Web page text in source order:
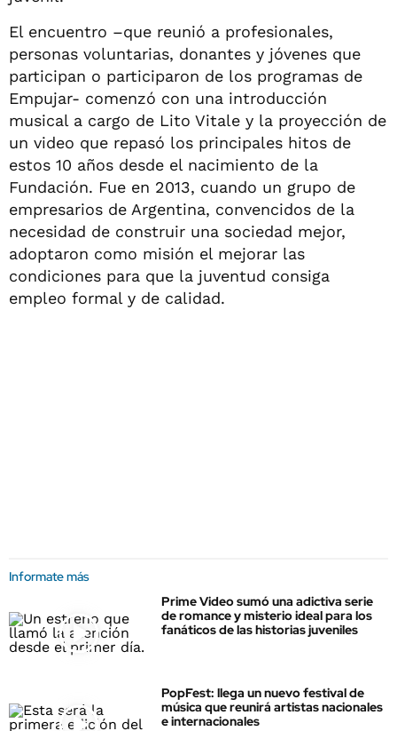
El encuentro –que reunió a profesionales,
personas voluntarias, donantes y jóvenes que
participan o participaron de los programas de
Empujar- comenzó con una introducción
musical a cargo de Lito Vitale y la proyección de
un video que repasó los principales hitos de
estos 10 años desde el nacimiento de la
Fundación. Fue en 2013, cuando un grupo de
empresarios de Argentina, convencidos de la
necesidad de construir una sociedad mejor,
adoptaron como misión el mejorar las
condiciones para que la juventud consiga
empleo formal y de calidad.
Informate más
Prime Video sumó una adictiva serie
de romance y misterio ideal para los
fanáticos de las historias juveniles
PopFest: llega un nuevo festival de
música que reunirá artistas nacionales
e internacionales